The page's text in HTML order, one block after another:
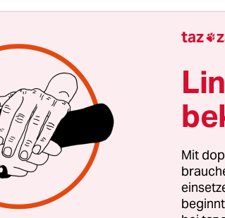
Die Einkommen von
durch das gesetzliche Verbot
geschützt. Aber in Deutschland
Organisation für wirtschaftliche
(OECD) „wächst der Druck auf die
die Bevölkerungsalterung“, hieß
Berlin anlässlich der am
„Pensions at a Glance 2021“.
Den OECD-Projektionen zufolge
taz 
Mit